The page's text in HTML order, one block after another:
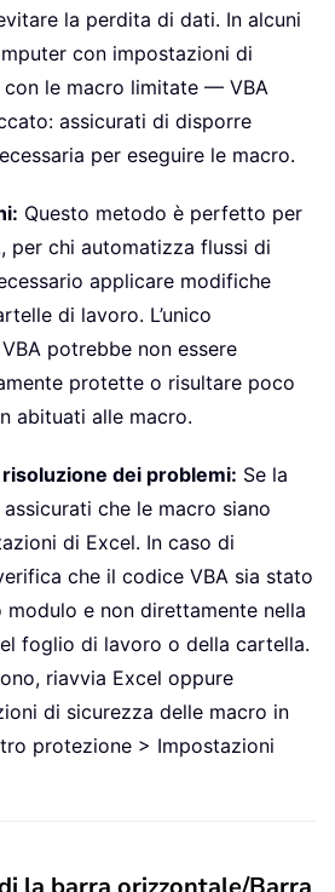
la perdita di dati. In alcuni
con impostazioni di
le macro limitate — VBA
assicurati di disporre
per eseguire le macro.
Questo metodo è perfetto per
per chi automatizza flussi di
applicare modifiche
di lavoro. L’unico
potrebbe non essere
protette o risultare poco
abituati alle macro.
dei problemi: Se la
che le macro siano
di Excel. In caso di
che il codice VBA sia stato
e non direttamente nella
foglio di lavoro o della cartella.
riavvia Excel oppure
di sicurezza delle macro in
protezione > Impostazioni